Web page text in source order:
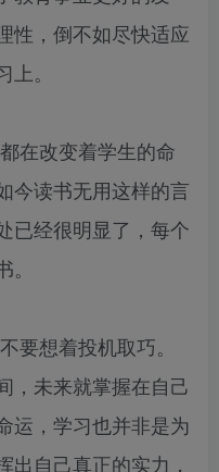
性，倒不如尽快适应
。
改变着学生的命
今读书无用这样的言
已经很明显了，每个
书。
想着投机取巧。
，未来就掌握在自己
运，学习也并非是为
出自己真正的实力，